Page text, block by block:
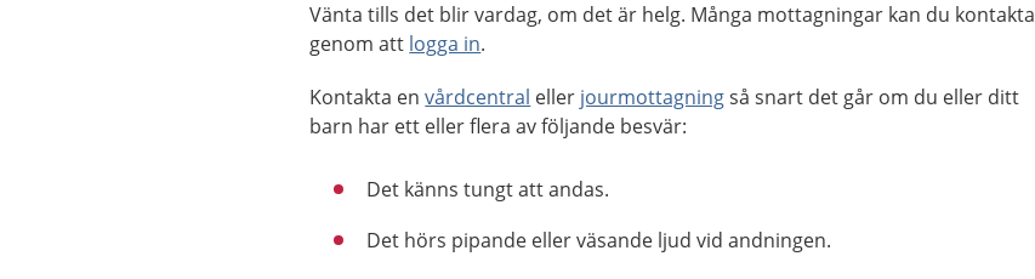
Vänta tills det blir vardag, om det är helg. Många mottagningar kan du kontakta
genom att logga in.
Kontakta envårdcentral eller jourmottagningså snart det går om du eller ditt
barn har ett eller flera av följande besvär:
Det känns tungt att andas.
Det hörs pipande eller väsande ljud vid andningen.